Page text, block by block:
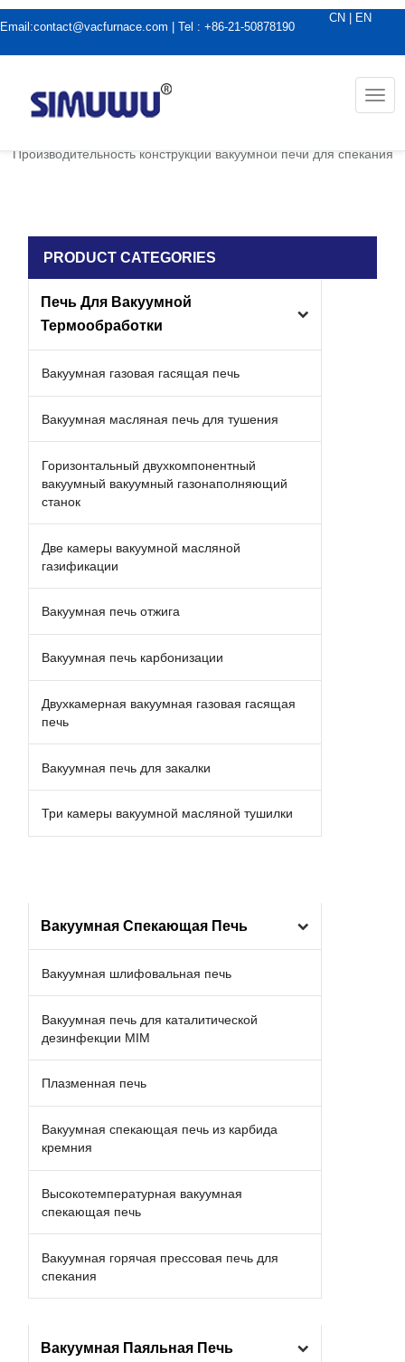
Email:contact@vacfurnace.com | Tel : +86-21-50878190
CN EN
Производительность конструкции вакуумной печи для спекания
PRODUCT CATEGORIES
Печь Для Вакуумной
Термообработки
Вакуумная газовая гасящая печь
Вакуумная масляная печь для тушения
Горизонтальный двухкомпонентный
вакуумный вакуумный газонаполняющий
станок
Две камеры вакуумной масляной
газификации
Вакуумная печь отжига
Вакуумная печь карбонизации
Двухкамерная вакуумная газовая гасящая
печь
Вакуумная печь для закалки
Три камеры вакуумной масляной тушилки
Вакуумная Спекающая Печь
Вакуумная шлифовальная печь
Вакуумная печь для каталитической
дезинфекции MIM
Плазменная печь
Вакуумная спекающая печь из карбида
кремния
Высокотемпературная вакуумная
спекающая печь
Вакуумная горячая прессовая печь для
спекания
Вакуумная Паяльная Печь